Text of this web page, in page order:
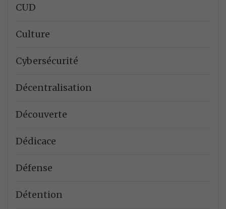
CUD
Culture
Cybersécurité
Décentralisation
Découverte
Dédicace
Défense
Détention